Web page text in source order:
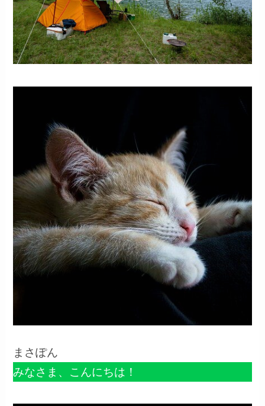
まさぽん
みなさま、こんにちは！